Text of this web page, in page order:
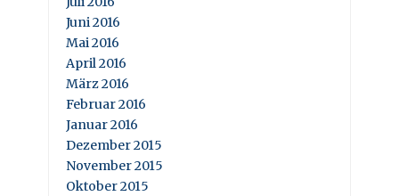
Juni 2016
Mai 2016
April 2016
März 2016
Februar 2016
Januar 2016
Dezember 2015
November 2015
Oktober 2015